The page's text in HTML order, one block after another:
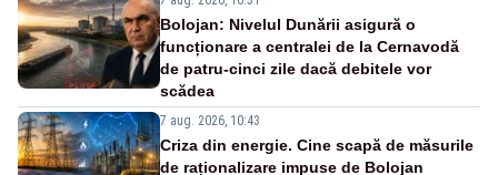
Bolojan: Nivelul Dunării asigură o
funcționare a centralei de la Cernavodă
de patru-cinci zile dacă debitele vor
scădea
7 aug. 2026, 10:43
Criza din energie. Cine scapă de măsurile
de raționalizare impuse de Bolojan